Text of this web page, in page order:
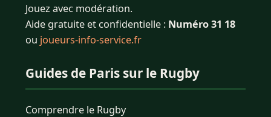
Jouez avec modération.
Aide gratuite et confidentielle : Numéro 31 18
ou joueurs-info-service.fr
Guides de Paris sur le Rugby
Comprendre le Rugby